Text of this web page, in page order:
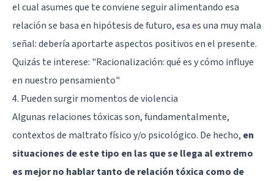
el cual asumes que te conviene seguir alimentando esa
relación se basa en hipótesis de futuro, esa es una muy mala
señal: debería aportarte aspectos positivos en el presente.
Quizás te interese: "Racionalización: qué es y cómo influye
en nuestro pensamiento"
4. Pueden surgir momentos de violencia
Algunas relaciones tóxicas son, fundamentalmente,
contextos de maltrato físico y/o psicológico. De hecho, en
situaciones de este tipo en las que se llega al extremo
es mejor no hablar tanto de relación tóxica como de